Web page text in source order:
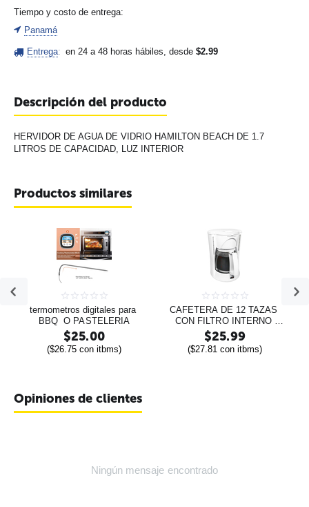
Tiempo y costo de entrega:
Panamá
Entrega: en 24 a 48 horas hábiles, desde$2.99
Descripción del producto
HERVIDOR DE AGUA DE VIDRIO HAMILTON BEACH DE 1.7
LITROS DE CAPACIDAD, LUZ INTERIOR
Productos similares
termometros digitales para
BBQ  O PASTELERIA
$25.00
($26.75 con itbms)
CAFETERA DE 12 TAZAS
CON FILTRO INTERNO
BLANCA | PROCTOR SILEX
$25.99
($27.81 con itbms)
Opiniones de clientes
Ningún mensaje encontrado